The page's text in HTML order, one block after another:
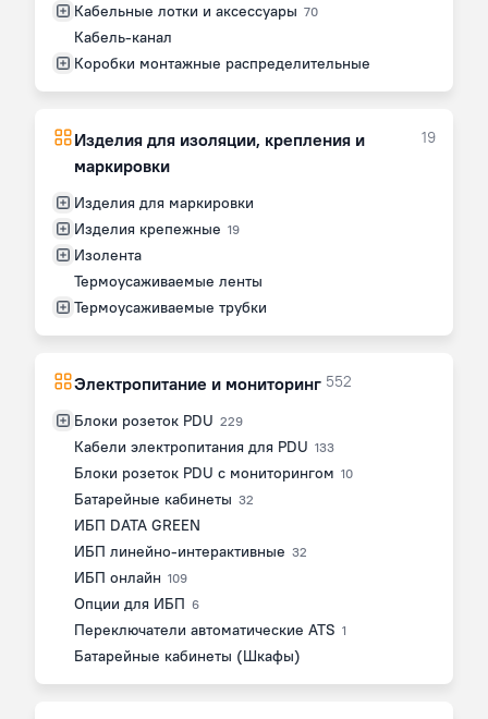
Кабельные лотки и аксессуары 70
Кабель-канал
Коробки монтажные распределительные
Изделия для изоляции, крепления и
маркировки
19
Изделия для маркировки
Изделия крепежные 19
Изолента
Термоусаживаемые ленты
Термоусаживаемые трубки
Электропитание и мониторинг 552
Блоки розеток PDU 229
Кабели электропитания для PDU 133
Блоки розеток PDU с мониторингом 10
Батарейные кабинеты 32
ИБП DATA GREEN
ИБП линейно-интерактивные 32
ИБП онлайн 109
Опции для ИБП 6
Переключатели автоматические ATS 1
Батарейные кабинеты (Шкафы)